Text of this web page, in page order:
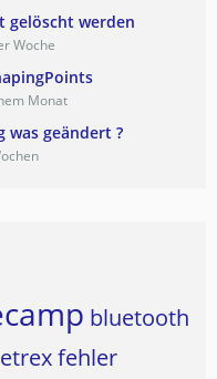
gelöscht werden
Woche
Monat
was geändert ?
bluetooth
etrexfehler